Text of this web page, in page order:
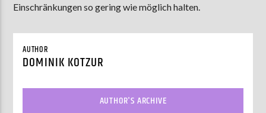
ZU HÖREN INMünster 90,9 MHzSteinfurt103,9 MHz
Einschränkungen so gering wie möglich halten.
AUTHOR
DOMINIK KOTZUR
AUTHOR'S ARCHIVE